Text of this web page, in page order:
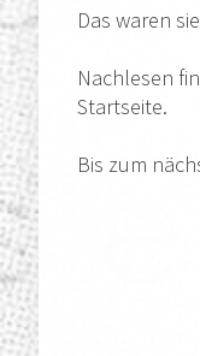
Das waren
Nachlesen
Startseite.
Bis zum